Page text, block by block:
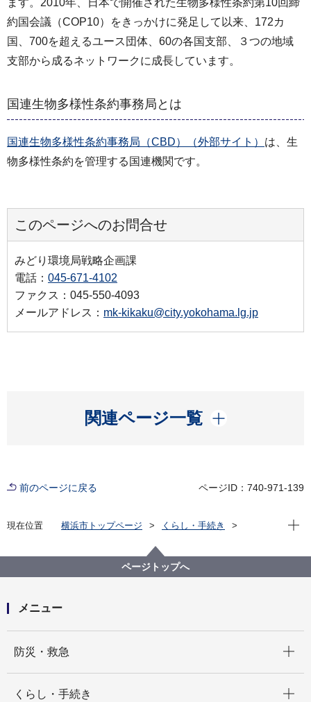
ます。2010年、日本で開催された生物多様性条約第10回締
約国会議（COP10）をきっかけに発足して以来、172カ
国、700を超えるユース団体、60の各国支部、３つの地域
支部から成るネットワークに成長しています。
国連生物多様性条約事務局とは
国連生物多様性条約事務局（CBD）（外部サイト） は、生
物多様性条約を管理する国連機関です。
このページへのお問合せ
みどり環境局戦略企画課
電話： 045-671-4102
ファクス：045-550-4093
メールアドレス： mk-kikaku@city.yokohama.lg.jp
関連ページ一覧
開く
前のページに戻る ページID：740-971-139
現在位置 横浜市トップページ
くらし・手続き
生物多様性国際ユース会議 横浜 2024（IYCB）
現在
ページトップへ
メニュー
防災・救急
くらし・手続き